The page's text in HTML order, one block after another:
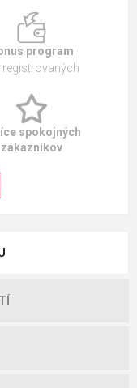
program
registrovaných
spokojných
zákazníkov